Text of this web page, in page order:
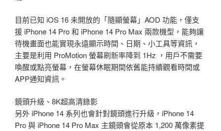
目前已知 iOS 16 未開放的「隨顯螢幕」AOD 功能，僅支
援 iPhone 14 Pro 和 iPhone 14 Pro Max 兩款機型，能夠讓
待機畫面也能實現永遠顯示時間、日期、小工具等資訊，
主要是利用 ProMotion 螢幕刷新率降到 1Hz ，用戶不需要
喚醒或點亮螢幕，在螢幕休眠期間依舊能持續觀看時間或
APP通知資訊。
鏡頭升級、8K超高清錄影
另外 iPhone 14 系列也會針對鏡頭進行升級，iPhone 14
Pro 與 iPhone 14 Pro Max 主鏡頭會從原本 1,200 萬像素提